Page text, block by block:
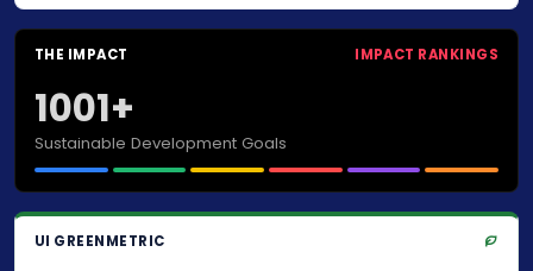
THE IMPACT IMPACT RANKINGS
1001+
Sustainable Development Goals
UI GREENMETRIC